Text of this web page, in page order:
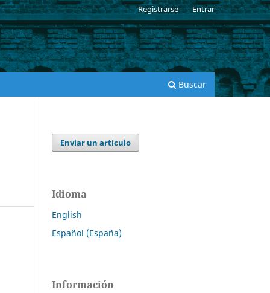
Buscar
Registrarse Entrar
Enviar un artículo
Idioma
English
Español (España)
Información